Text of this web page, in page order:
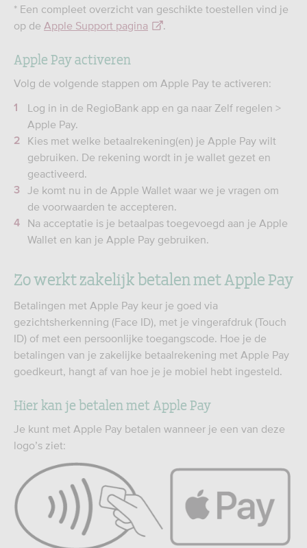
* Een compleet overzicht van geschikte toestellen vind je
op de Apple Support pagina .
Apple Pay activeren
Volg de volgende stappen om Apple Pay te activeren:
Log in in de RegioBank app en ga naar Zelf regelen >
Apple Pay.
Kies met welke betaalrekening(en) je Apple Pay wilt
gebruiken. De rekening wordt in je wallet gezet en
geactiveerd.
Je komt nu in de Apple Wallet waar we je vragen om
de voorwaarden te accepteren.
Na acceptatie is je betaalpas toegevoegd aan je Apple
Wallet en kan je Apple Pay gebruiken.
Zo werkt zakelijk betalen met Apple Pay
Betalingen met Apple Pay keur je goed via
gezichtsherkenning (Face ID), met je vingerafdruk (Touch
ID) of met een persoonlijke toegangscode. Hoe je de
betalingen van je zakelijke betaalrekening met Apple Pay
goedkeurt, hangt af van hoe je je mobiel hebt ingesteld.
Hier kan je betalen met Apple Pay
Je kunt met Apple Pay betalen wanneer je een van deze
logo’s ziet: